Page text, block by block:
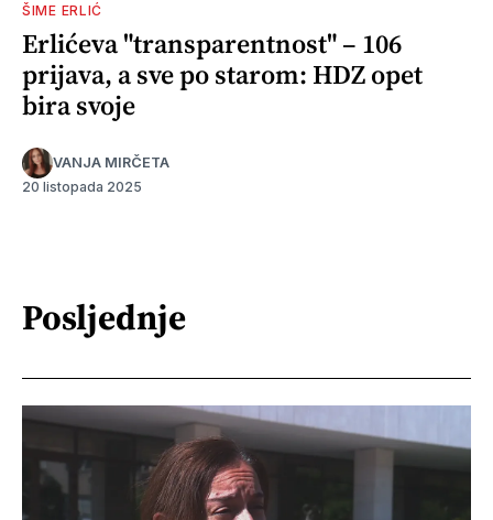
ŠIME ERLIĆ
Erlićeva "transparentnost" – 106
prijava, a sve po starom: HDZ opet
bira svoje
VANJA MIRČETA
20 listopada 2025
Posljednje